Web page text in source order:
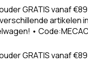
GRATIS vanaf
artikelen
•
GRATIS vanaf